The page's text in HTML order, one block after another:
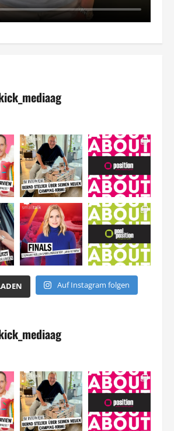
Auf Instagram folgen